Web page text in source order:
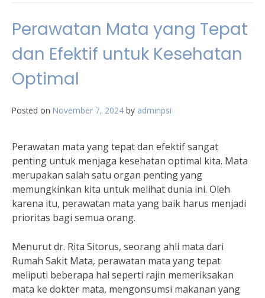
Perawatan Mata yang Tepat
dan Efektif untuk Kesehatan
Optimal
Posted on November 7, 2024 by adminpsi
Perawatan mata yang tepat dan efektif sangat
penting untuk menjaga kesehatan optimal kita. Mata
merupakan salah satu organ penting yang
memungkinkan kita untuk melihat dunia ini. Oleh
karena itu, perawatan mata yang baik harus menjadi
prioritas bagi semua orang.
Menurut dr. Rita Sitorus, seorang ahli mata dari
Rumah Sakit Mata, perawatan mata yang tepat
meliputi beberapa hal seperti rajin memeriksakan
mata ke dokter mata, mengonsumsi makanan yang